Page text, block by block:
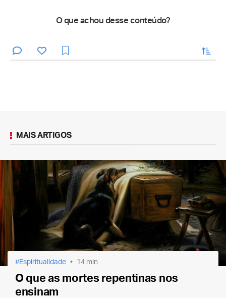
O que achou desse conteúdo?
enviar
MAIS ARTIGOS
Espiritualidade 14 min
O que as mortes repentinas nos
ensinam